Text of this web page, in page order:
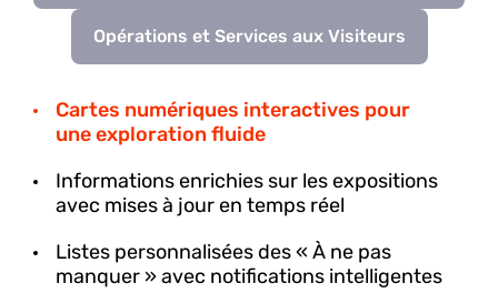
Opérations et Services aux Visiteurs
Cartes numériques interactives pour
une exploration fluide
Informations enrichies sur les expositions
avec mises à jour en temps réel
Listes personnalisées des « À ne pas
manquer » avec notifications intelligentes